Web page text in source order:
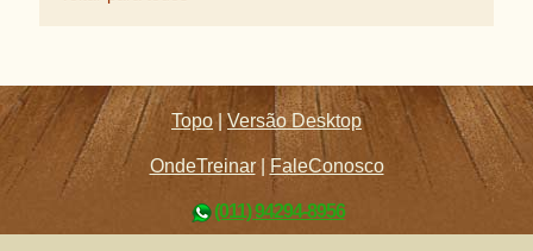
Topo |Versão Desktop
OndeTreinar| FaleConosco
(011) 94294-8956